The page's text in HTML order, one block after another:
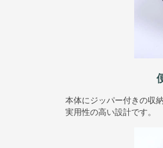
本体にジッパー付きの収
実用性の高い設計です。